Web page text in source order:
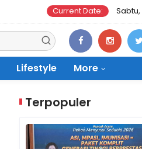
Current Date:
Lifestyle More
Terpopuler